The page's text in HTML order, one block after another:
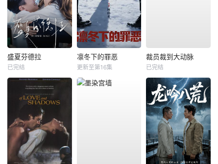
盛夏芬德拉
已完结
凛冬下的罪恶
更新至第16集
裁员裁到大动脉
已完结